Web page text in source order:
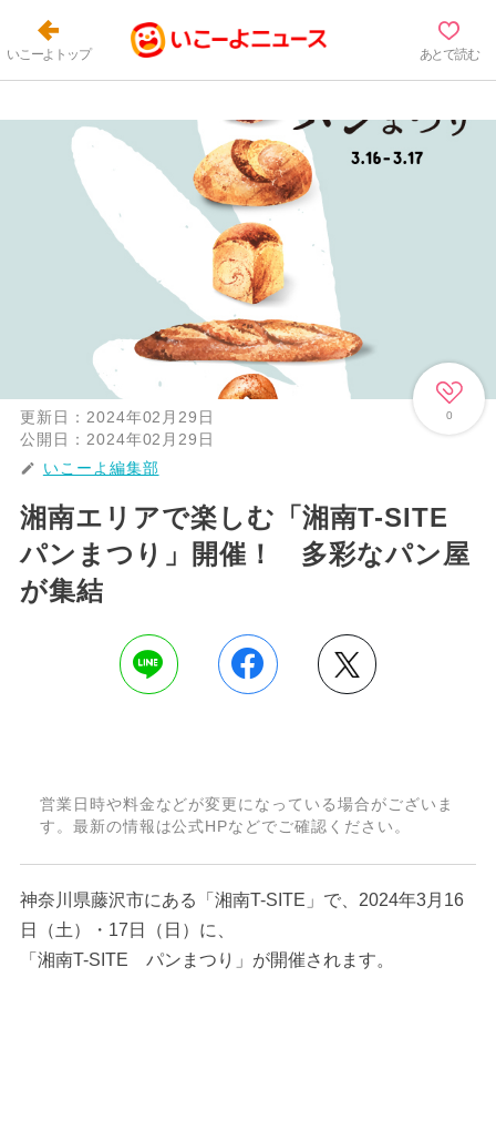
いこーよトップ あとで読む
0
更新日： 2024年02月29日
公開日： 2024年02月29日
いこーよ編集部
湘南エリアで楽しむ「湘南T-SITE
パンまつり」開催！ 多彩なパン屋
が集結
営業日時や料金などが変更になっている場合がございま
す。最新の情報は公式HPなどでご確認ください。
神奈川県藤沢市にある「湘南T-SITE」で、2024年3月16
日（土）・17日（日）に、
「湘南T-SITE パンまつり」が開催されます。